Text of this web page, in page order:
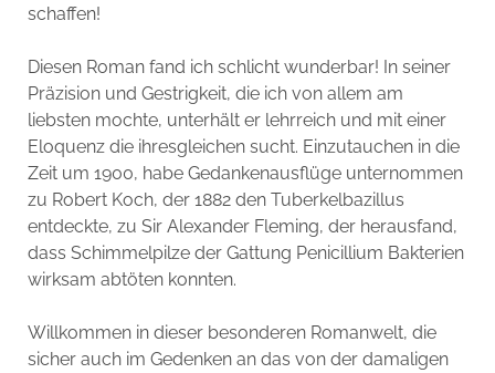
schaffen!
Diesen Roman fand ich schlicht wunderbar! In seiner
Präzision und Gestrigkeit, die ich von allem am
liebsten mochte, unterhält er lehrreich und mit einer
Eloquenz die ihresgleichen sucht. Einzutauchen in die
Zeit um 1900, habe Gedankenausflüge unternommen
zu Robert Koch, der 1882 den Tuberkelbazillus
entdeckte, zu Sir Alexander Fleming, der herausfand,
dass Schimmelpilze der Gattung Penicillium Bakterien
wirksam abtöten konnten.
Willkommen in dieser besonderen Romanwelt, die
sicher auch im Gedenken an das von der damaligen